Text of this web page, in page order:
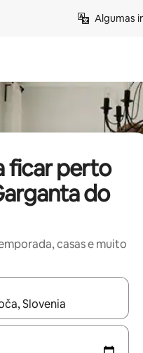
Algumas
ficar perto
do
casas e muito
disponíveis, explore-